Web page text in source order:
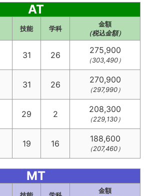
AT
技能 学科
金額
（税込金額）
31 26 275,900
（303,490）
31 26 270,900
（297,990）
29 2 208,300
（229,130）
19 16 188,600
（207,460）
MT
金額